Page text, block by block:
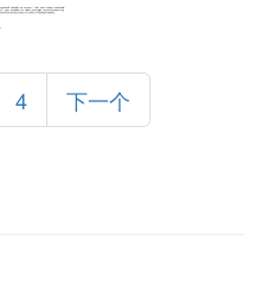
4 下一个